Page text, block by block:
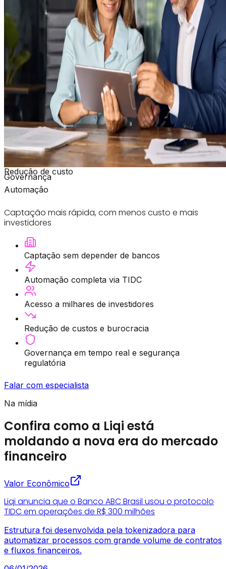
Redução de custo
Governança
Automação
Captação mais rápida, com menos custo e mais
investidores
Captação sem depender de bancos
Automação completa via TIDC
Acesso a milhares de investidores
Redução de custos e burocracia
Governança em tempo real e segurança
regulatória
Falar com especialista
Na mídia
Confira como a Liqi está
moldando a nova era do mercado
financeiro
Valor Econômico
Liqi anuncia que o Banco ABC Brasil usou o protocolo
TIDC em operações de R$ 300 milhões
Estrutura foi desenvolvida pela tokenizadora para
automatizar processos com grande volume de contratos
e fluxos financeiros.